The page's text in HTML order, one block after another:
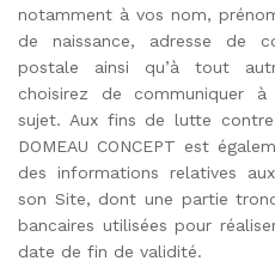
notamment à vos nom,
de naissance, adresse de
postale ainsi qu’à tout
choisirez de communiquer à
sujet. Aux fins de lutte
DOMEAU CONCEPT est
des informations relatives
son Site, dont une partie
bancaires utilisées pour
date de fin de validité.